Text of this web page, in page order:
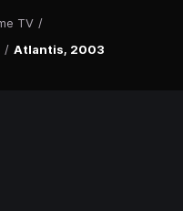
TV /
/ Atlantis, 2003